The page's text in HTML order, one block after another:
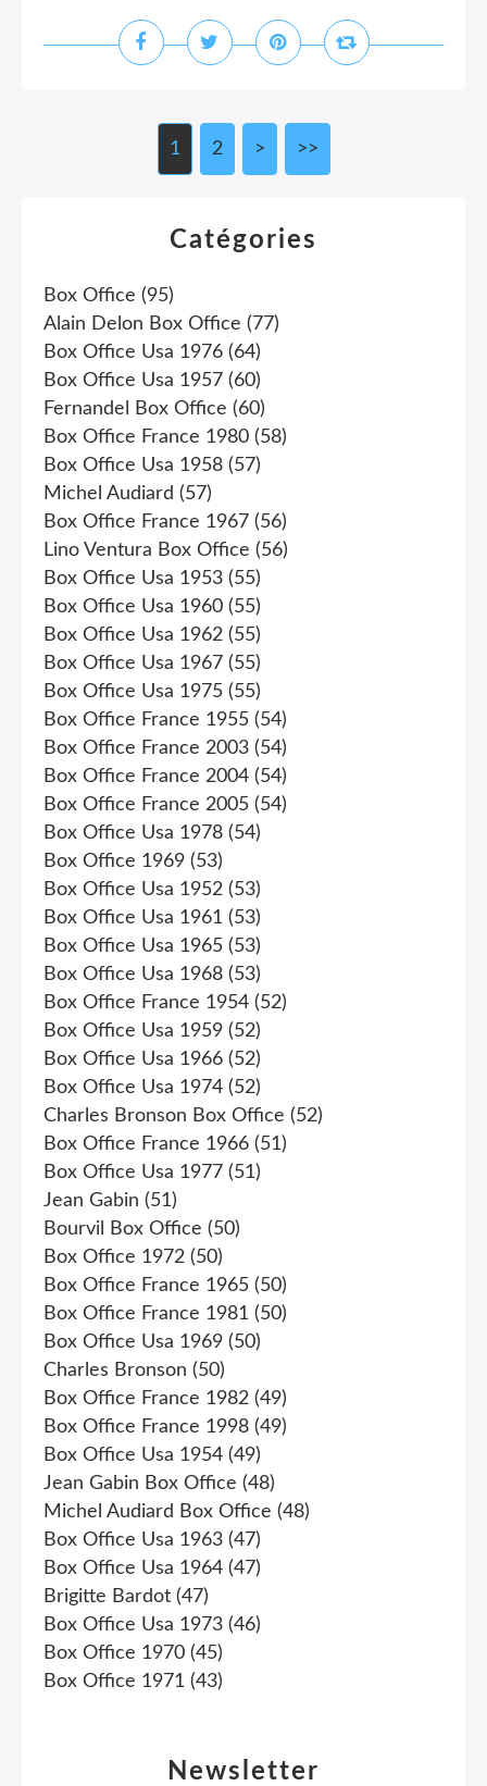
1 2 > >>
Newsletter
Catégories
Box Office (95)
Alain Delon Box Office (77)
Box Office Usa 1976 (64)
Box Office Usa 1957 (60)
Fernandel Box Office (60)
Box Office France 1980 (58)
Box Office Usa 1958 (57)
Michel Audiard (57)
Box Office France 1967 (56)
Lino Ventura Box Office (56)
Box Office Usa 1953 (55)
Box Office Usa 1960 (55)
Box Office Usa 1962 (55)
Box Office Usa 1967 (55)
Box Office Usa 1975 (55)
Box Office France 1955 (54)
Box Office France 2003 (54)
Box Office France 2004 (54)
Box Office France 2005 (54)
Box Office Usa 1978 (54)
Box Office 1969 (53)
Box Office Usa 1952 (53)
Box Office Usa 1961 (53)
Box Office Usa 1965 (53)
Box Office Usa 1968 (53)
Box Office France 1954 (52)
Box Office Usa 1959 (52)
Box Office Usa 1966 (52)
Box Office Usa 1974 (52)
Charles Bronson Box Office (52)
Box Office France 1966 (51)
Box Office Usa 1977 (51)
Jean Gabin (51)
Bourvil Box Office (50)
Box Office 1972 (50)
Box Office France 1965 (50)
Box Office France 1981 (50)
Box Office Usa 1969 (50)
Charles Bronson (50)
Box Office France 1982 (49)
Box Office France 1998 (49)
Box Office Usa 1954 (49)
Jean Gabin Box Office (48)
Michel Audiard Box Office (48)
Box Office Usa 1963 (47)
Box Office Usa 1964 (47)
Brigitte Bardot (47)
Box Office Usa 1973 (46)
Box Office 1970 (45)
Box Office 1971 (43)